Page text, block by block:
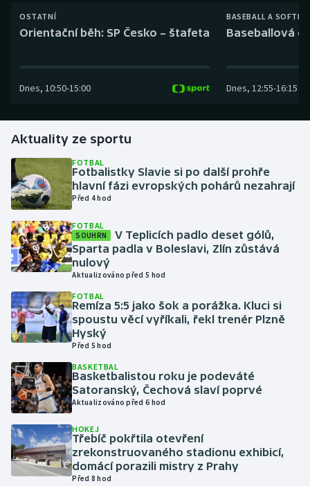
Curling
Golf
Gymnastika
Házená
Jezdectví
Judo
Krasobruslení
Lezení
Lyže a snowboard
Moderní pětiboj
Motorsport
Olympijské hry
OSTATNÍ
Orientační běh: SP Česko – štafeta
Dnes, 10:50-15:00
BASEBALL A
Baseballová
Dnes, 12:55-16:15
Aktuality ze sportu
FOTBAL
Fotbalistky Slavie si po další prohře
hlavní fázi evropských pohárů nezahrají
Před 4 hod
FOTBAL
SOUHRN
V Teplicích padlo deset gólů,
Sparta padla v Boleslavi, Zlín zůstává
nulový
Aktualizováno před 5 hod
FOTBAL
Remíza 5:5 jako šok a porážka. Kluci si
spoustu věcí vyříkali, řekl trenér Plzně
Hyský
Před 5 hod
BASKETBAL
Basketbalistou roku je podeváté
Satoranský, Čechová slaví poprvé
Aktualizováno před 6 hod
HOKEJ
Třebíč pokřtila otevření
zrekonstruovaného stadionu exhibicí,
domácí porazili mistry z Prahy
Před 8 hod